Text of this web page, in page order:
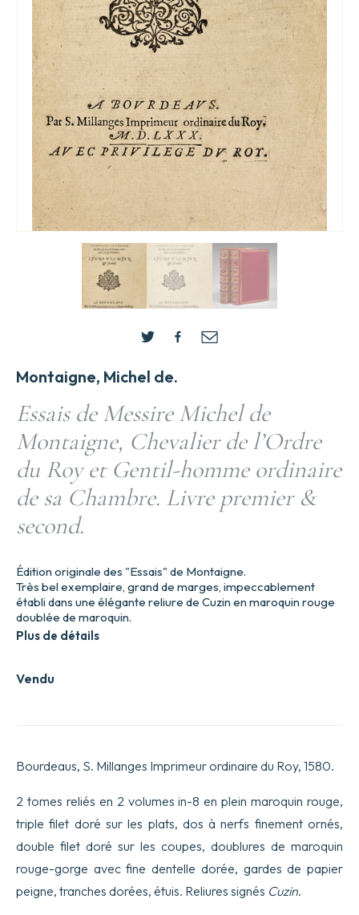
Montaigne, Michel de.
Essais de Messire Michel de
Montaigne, Chevalier de l’Ordre
du Roy et Gentil-homme ordinaire
de sa Chambre. Livre premier &
second.
Vendu
Édition originale des "Essais" de Montaigne.
Très bel exemplaire, grand de marges, impeccablement
établi dans une élégante reliure de Cuzin en maroquin rouge
doublée de maroquin.
Plus de détails
Bourdeaus, S. Millanges Imprimeur ordinaire du Roy, 1580.
2 tomes reliés en 2 volumes in-8 en plein maroquin rouge,
triple filet doré sur les plats, dos à nerfs finement ornés,
double filet doré sur les coupes, doublures de maroquin
rouge-gorge avec fine dentelle dorée, gardes de papier
peigne, tranches dorées, étuis. Reliures signés Cuzin.